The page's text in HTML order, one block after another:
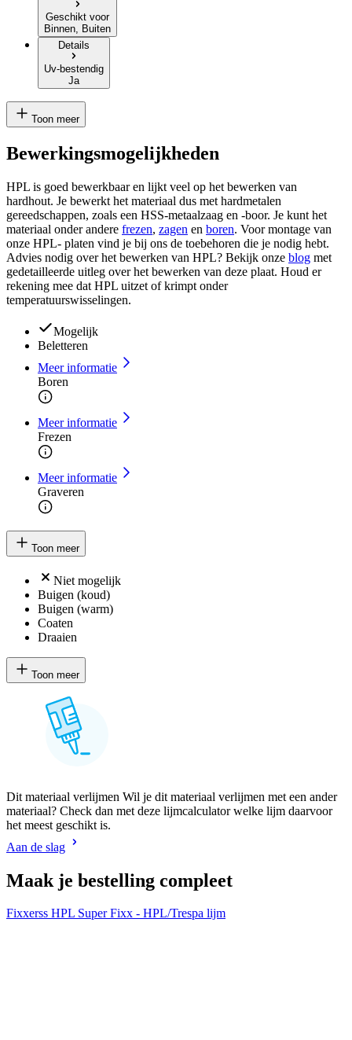
Geschikt voor
Binnen, Buiten
Details
Uv-bestendig
Ja
Toon meer
Bewerkingsmogelijkheden
HPL is goed bewerkbaar en lijkt veel op het bewerken van
hardhout. Je bewerkt het materiaal dus met hardmetalen
gereedschappen, zoals een HSS-metaalzaag en -boor. Je kunt het
materiaal onder andere frezen, zagen en boren. Voor montage van
onze HPL- platen vind je bij ons de toebehoren die je nodig hebt.
Advies nodig over het bewerken van HPL? Bekijk onze blog met
gedetailleerde uitleg over het bewerken van deze plaat. Houd er
rekening mee dat HPL uitzet of krimpt onder
temperatuurswisselingen.
Mogelijk
Beletteren
Meer informatie
Boren
Meer informatie
Frezen
Meer informatie
Graveren
Toon meer
Niet mogelijk
Buigen (koud)
Buigen (warm)
Coaten
Draaien
Toon meer
Dit materiaal verlijmen Wil je dit materiaal verlijmen met een ander
materiaal? Check dan met deze lijmcalculator welke lijm daarvoor
het meest geschikt is.
Aan de slag
Maak je bestelling compleet
Fixxerss HPL Super Fixx - HPL/Trespa lijm